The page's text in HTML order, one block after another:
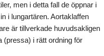
men i detta fall de öppnar i
i lungartären. Aortaklaffen
är tillverkade huvudsakligen
(pressa) i rätt ordning för